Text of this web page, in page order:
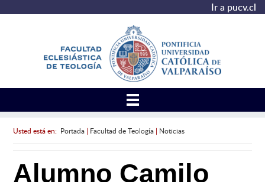
Ir a pucv.cl
Usted está en: Portada| Facultad de Teología| Noticias
Alumno Camilo